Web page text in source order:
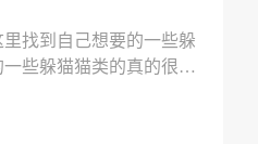
找到自己想要的一些躲
些躲猫猫类的真的很不